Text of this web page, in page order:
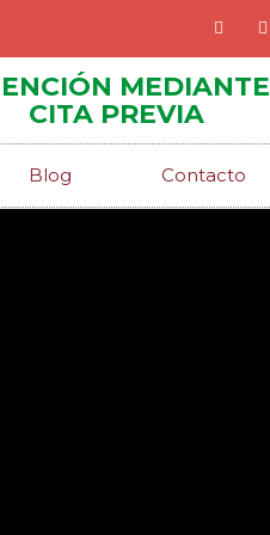
MEDIANTE
CITA PREVIA
Blog Contacto